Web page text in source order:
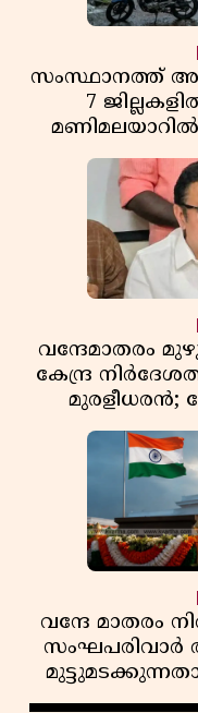
സംസ്ഥാനത്ത്
7
വന്ദേമാതരം
കേന്ദ്ര
മുരളീധരൻ;
മാത്രമേ
വന്ദേ മാതരം
സംഘപരിവാർ
മതേതര